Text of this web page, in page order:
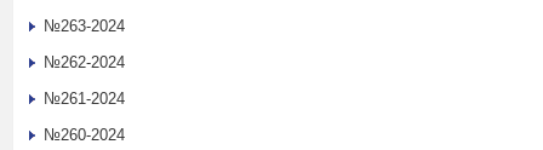
№263-2024
№262-2024
№261-2024
№260-2024